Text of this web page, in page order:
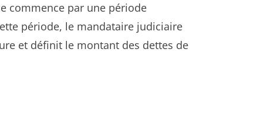
commence par une période
période, le mandataire judiciaire
et définit le montant des dettes de